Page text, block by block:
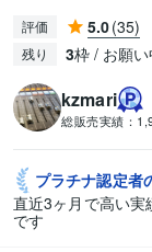
評価 5.0(35)
残り 3枠 / お願い
kzmari
総販売実績：
プラチナ認定者
直近3ヶ月で高い実
です